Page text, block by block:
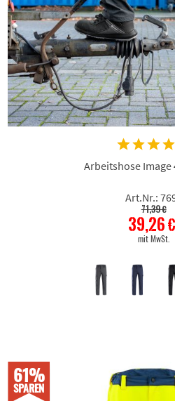
Arbeitshose Image
Art.Nr.:
71,39 €
39,26 €
mit MwSt.
61%
SPAREN